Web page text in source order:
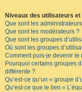
Niveaux des utilisateurs
Que sont les
Que sont les modérateurs ?
Que sont les groupes
Où sont les groupes
Comment puis-je devenir le
Pourquoi certains groupes
différente ?
Qu’est-ce qu’un « groupe
Qu’est-ce que le lien «